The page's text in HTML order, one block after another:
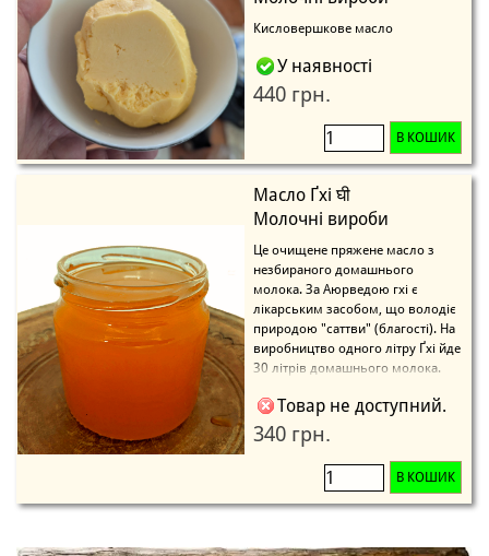
Кисловершкове масло
У наявності
440 грн.
В КОШИК
Масло Ґхі घी
Молочні вироби
Це очищене пряжене масло з
незбираного домашнього
молока. За Аюрведою гхі є
лікарським засобом, що володіє
природою "саттви" (благості). На
виробництво одного літру Ґхі йде
30 літрів домашнього молока.
Товар не доступний.
340 грн.
В КОШИК